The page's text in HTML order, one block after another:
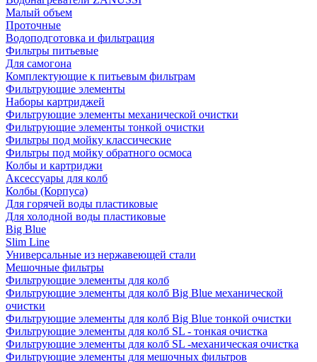
Малый объем
Проточные
Водоподготовка и фильтрация
Фильтры питьевые
Для самогона
Комплектующие к питьевым фильтрам
Фильтрующие элементы
Наборы картриджей
Фильтрующие элементы механической очистки
Фильтрующие элементы тонкой очистки
Фильтры под мойку классические
Фильтры под мойку обратного осмоса
Колбы и картриджи
Аксессуары для колб
Колбы (Корпуса)
Для горячей воды пластиковые
Для холодной воды пластиковые
Big Blue
Slim Line
Универсальные из нержавеющей стали
Мешочные фильтры
Фильтрующие элементы для колб
Фильтрующие элементы для колб Big Blue механической
очистки
Фильтрующие элементы для колб Big Blue тонкой очистки
Фильтрующие элементы для колб SL - тонкая очистка
Фильтрующие элементы для колб SL -механическая очистка
Фильтрующие элементы для мешочных фильтров